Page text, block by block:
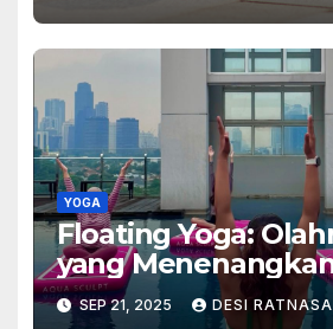
YOGA
Floating Yoga:
yang
Menguatkan
SEP 21, 2025 DESI